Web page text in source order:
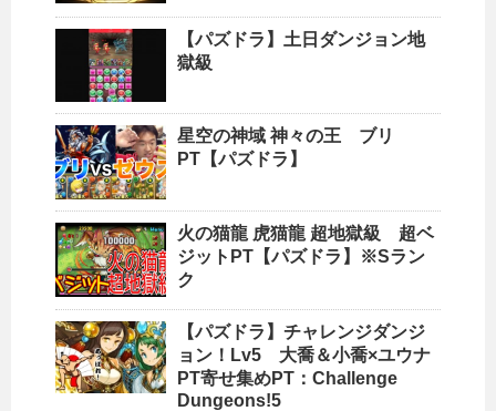
【パズドラ】土日ダンジョン地
獄級
星空の神域 神々の王 ブリ
PT【パズドラ】
火の猫龍 虎猫龍 超地獄級 超ベ
ジットPT【パズドラ】※Sラン
ク
【パズドラ】チャレンジダンジ
ョン！Lv5 大喬＆小喬×ユウナ
PT寄せ集めPT：Challenge
Dungeons!5